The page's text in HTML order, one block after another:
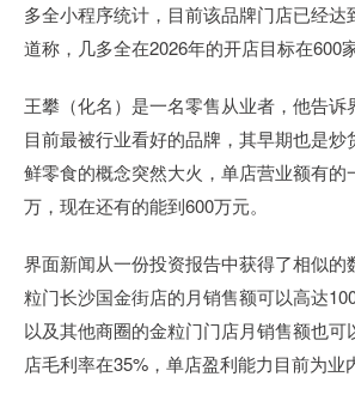
多全小程序统计，目前该品牌门店已经达
道称，几多全在2026年的开店目标在600家
王攀（化名）是一名零售从业者，他告诉
目前最被行业看好的品牌，其早期也是
鲜零食的概念突然大火，单店营业额有的
万，现在还有的能到600万元。
界面新闻从一份投资报告中获得了相似的
粒门长沙国金街店的月销售额可以高达
以及其他商圈的金粒门门店月销售额也可
店毛利率在35%，单店盈利能力目前为业